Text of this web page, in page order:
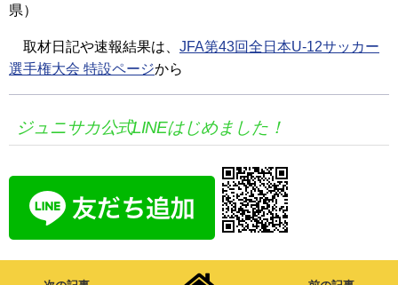
県）
取材日記や速報結果は、 JFA第43回全日本U-12サッカー
選手権大会 特設ページから
ジュニサカ公式LINEはじめました！